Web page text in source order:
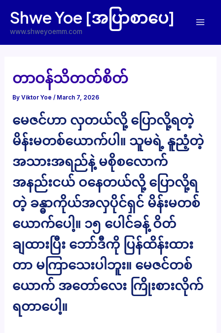
content
Shwe Yoe [အပြာစာပေ]
www.shweyoemm.com
တာဝန်သိတတ်စိတ်
ByViktor Yoe/ March 7, 2026
မေဇင်ဟာ လှတယ်လို့ ပြောလို့ရတဲ့
မိန်းမတစ်ယောက်ပါ။ သူမရဲ့ နူညံ့တဲ့
အသားအရည်နဲ့ မစိုစလောက်
အနည်းငယ် ဝနေတယ်လို့ ပြောလို့ရ
တဲ့ ခန္ဓာကိုယ်အလှပိုင်ရှင် မိန်းမတစ်
ယောက်ပေါ့။ ၁၅ ပေါင်ခန့် ဝိတ်
ချထားပြီး ဘော်ဒီကို ပြန်ထိန်းထား
တာ မကြာသေးပါဘူး။ မေဇင်တစ်
ယောက် အတော်လေး ကြိုးစားလိုက်
ရတာပေါ့။